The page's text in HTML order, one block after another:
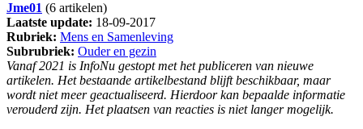
Jme01 (6 artikelen)
Laatste update: 18-09-2017
Rubriek: Mens en Samenleving
Subrubriek: Ouder en gezin
Vanaf 2021 is InfoNu gestopt met het publiceren van nieuwe
artikelen. Het bestaande artikelbestand blijft beschikbaar, maar
wordt niet meer geactualiseerd. Hierdoor kan bepaalde informatie
verouderd zijn. Het plaatsen van reacties is niet langer mogelijk.